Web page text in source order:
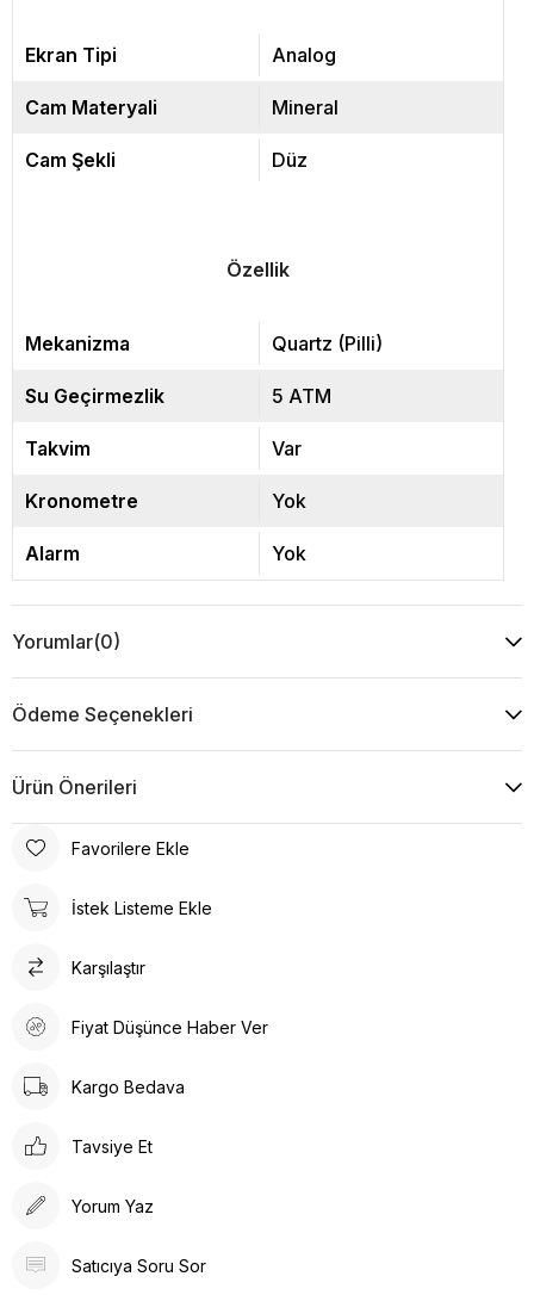
Ekran Tipi Analog
Cam Materyali Mineral
Cam Şekli Düz
Özellik
Mekanizma Quartz (Pilli)
Su Geçirmezlik 5 ATM
Takvim Var
Kronometre Yok
Alarm Yok
Yorumlar(0)
Ödeme Seçenekleri
Ürün Önerileri
Favorilere Ekle
İstek Listeme Ekle
Karşılaştır
Fiyat Düşünce Haber Ver
Kargo Bedava
Tavsiye Et
Yorum Yaz
Satıcıya Soru Sor